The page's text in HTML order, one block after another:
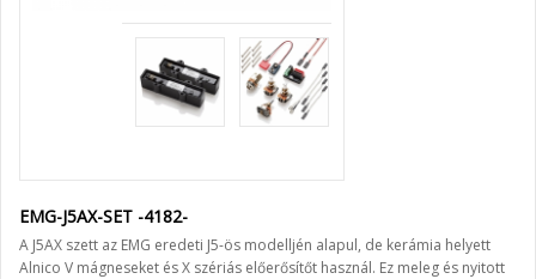
EMG-J5AX-SET -4182-
A J5AX szett az EMG eredeti J5-ös modelljén alapul, de kerámia helyett
Alnico V mágneseket és X szériás előerősítőt használ. Ez meleg és nyitott